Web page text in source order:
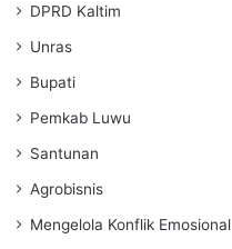
DPRD Kaltim
Unras
Bupati
Pemkab Luwu
Santunan
Agrobisnis
Mengelola Konflik Emosional